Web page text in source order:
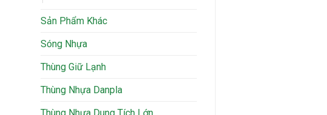
Sản Phẩm Khác
Sóng Nhựa
Thùng Giữ Lạnh
Thùng Nhựa Danpla
Thùng Nhựa Dung Tích Lớn